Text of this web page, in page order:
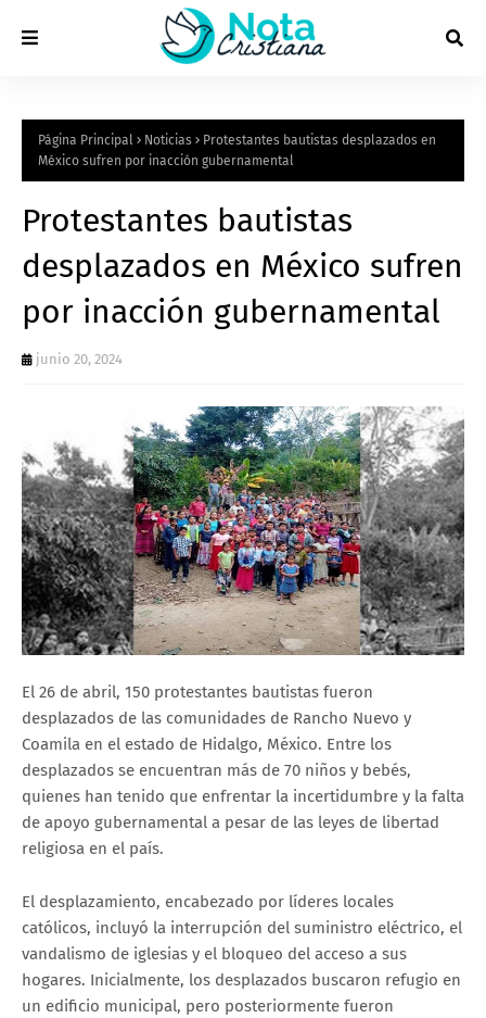
Página Principal Noticias
Protestantes bautistas desplazados en
México sufren por inacción gubernamental
Protestantes bautistas
desplazados en México sufren
por inacción gubernamental
junio 20, 2024
El 26 de abril, 150 protestantes bautistas fueron
desplazados de las comunidades de Rancho Nuevo y
Coamila en el estado de Hidalgo, México. Entre los
desplazados se encuentran más de 70 niños y bebés,
quienes han tenido que enfrentar la incertidumbre y la falta
de apoyo gubernamental a pesar de las leyes de libertad
religiosa en el país.
El desplazamiento, encabezado por líderes locales
católicos, incluyó la interrupción del suministro eléctrico, el
vandalismo de iglesias y el bloqueo del acceso a sus
hogares. Inicialmente, los desplazados buscaron refugio en
un edificio municipal, pero posteriormente fueron